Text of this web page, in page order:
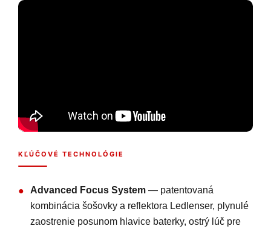
KĽÚČOVÉ TECHNOLÓGIE
● Advanced Focus System — patentovaná
kombinácia šošovky a reflektora Ledlenser, plynulé
zaostrenie posunom hlavice baterky, ostrý lúč pre